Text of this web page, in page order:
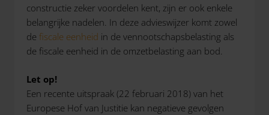
constructie zeker voordelen kent, zijn er ook enkele
belangrijke nadelen. In deze advieswijzer komt zowel
de fiscale eenheid in de vennootschapsbelasting als
de fiscale eenheid in de omzetbelasting aan bod.
Let op!
Een recente uitspraak (22 februari 2018) van het
Europese Hof van Justitie kan negatieve gevolgen